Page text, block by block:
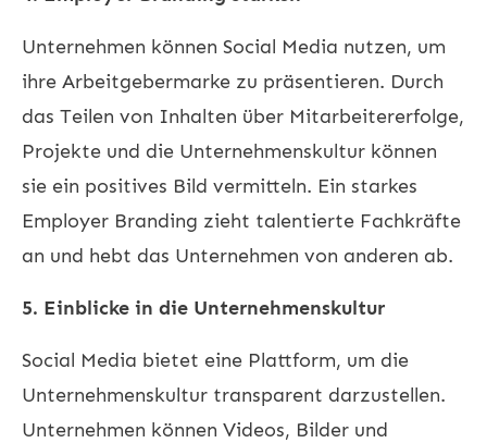
Unternehmen können Social Media nutzen, um
ihre Arbeitgebermarke zu präsentieren. Durch
das Teilen von Inhalten über Mitarbeitererfolge,
Projekte und die Unternehmenskultur können
sie ein positives Bild vermitteln. Ein starkes
Employer Branding zieht talentierte Fachkräfte
an und hebt das Unternehmen von anderen ab.
5. Einblicke in die Unternehmenskultur
Social Media bietet eine Plattform, um die
Unternehmenskultur transparent darzustellen.
Unternehmen können Videos, Bilder und